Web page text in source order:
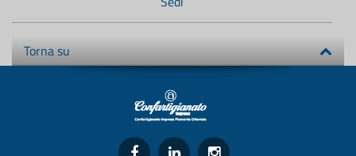
Torna su